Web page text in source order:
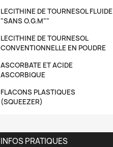
LECITHINE DE TOURNESOL FLUIDE
"SANS O.G.M""
LECITHINE DE TOURNESOL
CONVENTIONNELLE EN POUDRE
ASCORBATE ET ACIDE
ASCORBIQUE
FLACONS PLASTIQUES
(SQUEEZER)
INFOS PRATIQUES